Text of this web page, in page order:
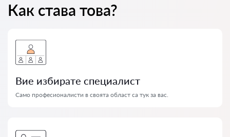
Как става това?
Вие избирате специалист
Само професионалисти в своята област са тук за вас.